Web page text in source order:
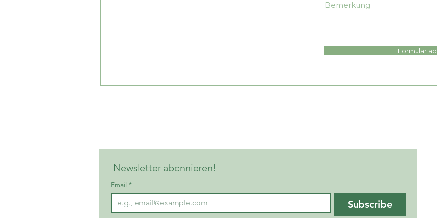
Bemerkung
Formular
Newsletter abonnieren!
Email *
Subscribe